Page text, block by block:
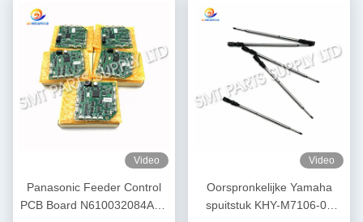
Video
Panasonic Feeder Control
PCB Board N610032084AA /
Video
Oorspronkelijke Yamaha
spuitstuk KHY-M7106-00